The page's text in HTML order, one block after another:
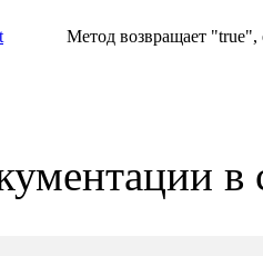
Метод возвращает "true",
в